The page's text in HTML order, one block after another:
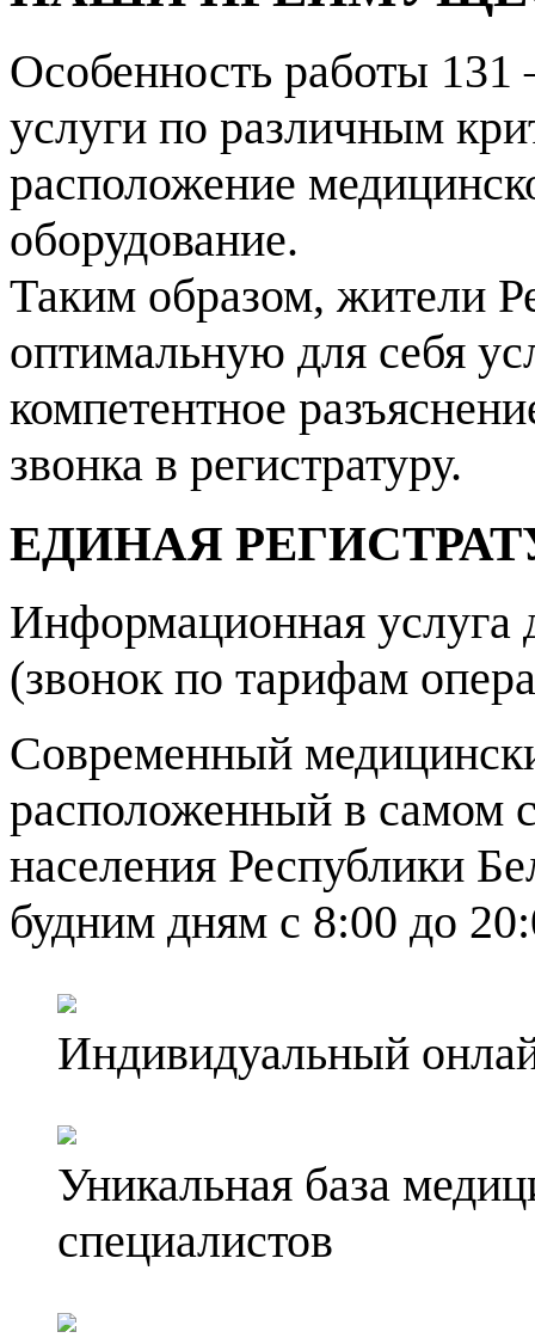
Особенность работы
услуги по различным
расположение
оборудование.
Таким образом, жители
оптимальную для себя
компетентное
звонка в регистратуру.
ЕДИНАЯ
Информационная услуга
(звонок по тарифам
Современный
расположенный в самом
населения Республики
будним дням с 8:00 до
Индивидуальный
Уникальная база
специалистов